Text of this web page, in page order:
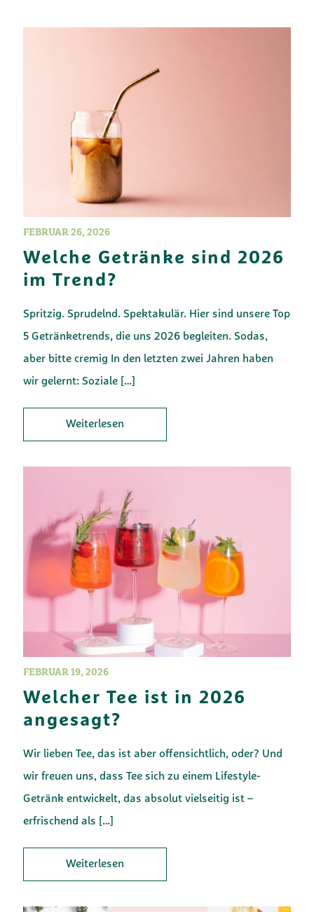
FEBRUAR 26, 2026
Welche Getränke sind 2026
im Trend?
Spritzig. Sprudelnd. Spektakulär. Hier sind unsere Top
5 Getränketrends, die uns 2026 begleiten. Sodas,
aber bitte cremig In den letzten zwei Jahren haben
wir gelernt: Soziale […]
Weiterlesen
FEBRUAR 19, 2026
Welcher Tee ist in 2026
angesagt?
Wir lieben Tee, das ist aber offensichtlich, oder? Und
wir freuen uns, dass Tee sich zu einem Lifestyle-
Getränk entwickelt, das absolut vielseitig ist –
erfrischend als […]
Weiterlesen